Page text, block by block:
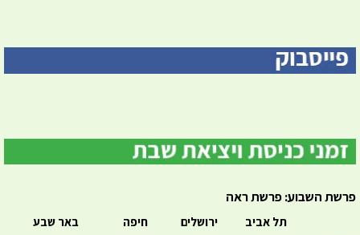
פרשת השבוע: פרשת ראה
תל אביב
ירושלים
חיפה
באר שבע